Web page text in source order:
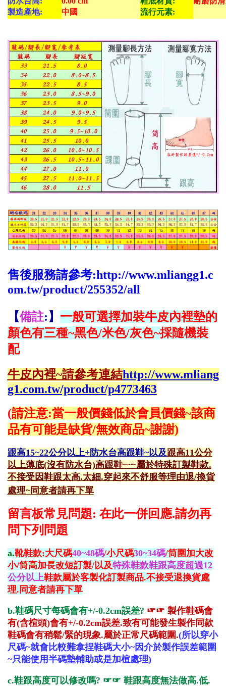
製造產地:
中國 流行元素:
售後服務請參考:http://www.mliangg1.c
om.tw/product/255352/all
【備註:】 一般可選擇加裝牛皮內裡墊的
顏色有三種~黑色/米色/灰色~採隨機裝
配
牛皮內裡~請參考連結http://www.mliang
g1.com.tw/product/p4773463
(請注意:當一般價錢低於會員價錢~該商
品有可能是缺貨/無效商品~謝謝)
跟高15~22公分以上+防水台高跟鞋~以及跟高11公分
以上薄底(沒有防水台)高跟鞋~~~屬於特殊訂製鞋款.
不接受因鞋跟太高.太細.穿起來不舒服等理由退/換貨
處理~同意者請再下單
留言板常見問題: 在此一併回應.請勿再
問下列問題
a.靴鞋款:大尺碼40~48碼/小尺碼30~34碼/筒圍加大改
小/筒高加長改短訂製/以及特殊鞋款鞋跟高度超過12
公分以上鞋款屬於客製化訂製商品.不接受退換貨處
理.同意者請再下單
b.鞋碼尺寸每碼會有+/-0.2cm誤差? ☞☞ 製作鞋碼會
有(含楦頭)會有+/-0.2cm誤差.致有可能發生製作同款
鞋碼會有稍鬆/緊的現象.屬於正常尺碼範圍.(所以穿小
尺碼~就會比較難拿捏鞋碼大小~因介於製作誤差範圍
~只能使用半碼墊輔助或是加楦處理)
c.鞋跟高度可以修改嗎? ☞☞ 鞋跟高度無法做高.低.